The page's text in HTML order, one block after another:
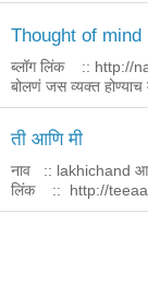
Thought of mind
ब्लॉग लिंक :: http://
बोलणं जस व्यक्त होण्याच
ती आणि मी
नाव :: lakhichand
लिंक :: http://